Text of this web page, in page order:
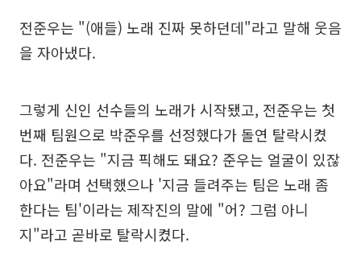
전준우는 "(애들) 노래 진짜 못하던데"라고 말해 웃음
을 자아냈다.
그렇게 신인 선수들의 노래가 시작됐고, 전준우는 첫
번째 팀원으로 박준우를 선정했다가 돌연 탈락시켰
다. 전준우는 "지금 픽해도 돼요? 준우는 얼굴이 있잖
아요"라며 선택했으나 '지금 들려주는 팀은 노래 좀
한다는 팀'이라는 제작진의 말에 "어? 그럼 아니
지"라고 곧바로 탈락시켰다.